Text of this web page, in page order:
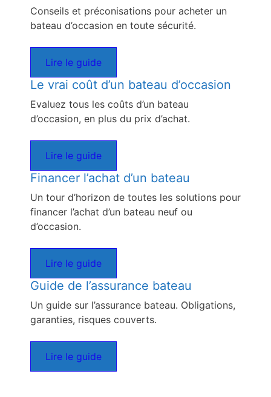
Conseils et préconisations pour acheter un
bateau d’occasion en toute sécurité.
Lire le guide
Le vrai coût d’un bateau d’occasion
Evaluez tous les coûts d’un bateau
d’occasion, en plus du prix d’achat.
Lire le guide
Financer l’achat d’un bateau
Un tour d’horizon de toutes les solutions pour
financer l’achat d’un bateau neuf ou
d’occasion.
Lire le guide
Guide de l’assurance bateau
Un guide sur l’assurance bateau. Obligations,
garanties, risques couverts.
Lire le guide